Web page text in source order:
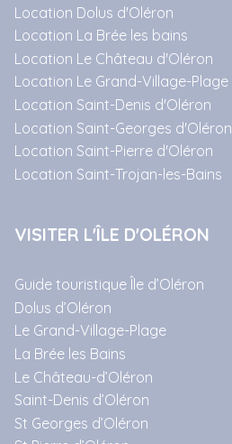
Location Dolus d'Oléron
Location La Brée les bains
Location Le Château d'Oléron
Location Le Grand-Village-Plage
Location Saint-Denis d'Oléron
Location Saint-Georges d'Oléron
Location Saint-Pierre d'Oléron
Location Saint-Trojan-les-Bains
VISITER L'ÎLE D'OLÉRON
Guide touristique Île d’Oléron
Dolus d’Oléron
Le Grand-Village-Plage
La Brée les Bains
Le Château-d’Oléron
Saint-Denis d’Oléron
St Georges d’Oléron